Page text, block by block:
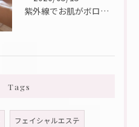
紫外線でお肌がボロボロに・・・💦
Tags
フェイシャルエステ